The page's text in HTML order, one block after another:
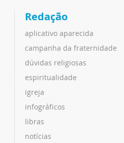
Redação
aplicativo aparecida
campanha da fraternidade
dúvidas religiosas
espiritualidade
igreja
infográficos
libras
notícias